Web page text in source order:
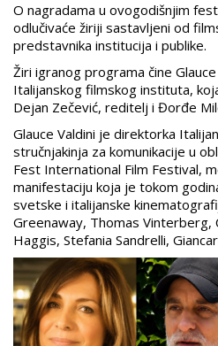
O nagradama u ovogodišnjim
odlučivaće žiriji sastavljeni od
predstavnika institucija i publike.
Žiri igranog programa čine
Italijanskog filmskog instituta,
Dejan Zečević, reditelj i Đorđe
Glauce Valdini je direktorka
stručnjakinja za komunikacije u
Fest International Film Festival,
manifestaciju koja je tokom
svetske i italijanske
Greenaway, Thomas Vinterberg,
Haggis, Stefania Sandrelli,